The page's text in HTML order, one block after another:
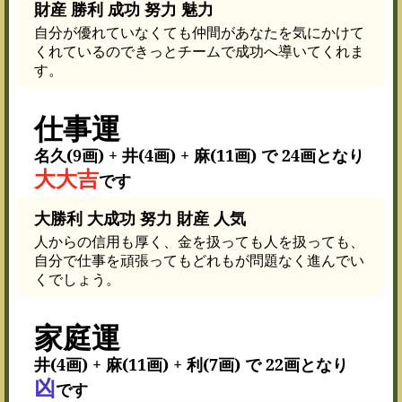
財産 勝利 成功 努力 魅力
自分が優れていなくても仲間があなたを気にかけて
くれているのできっとチームで成功へ導いてくれま
す。
仕事運
名久(9画) + 井(4画) + 麻(11画) で 24画となり
大大吉です
大勝利 大成功 努力 財産 人気
人からの信用も厚く、金を扱っても人を扱っても、
自分で仕事を頑張ってもどれもが問題なく進んでい
くでしょう。
家庭運
井(4画) + 麻(11画) + 利(7画) で 22画となり
凶です